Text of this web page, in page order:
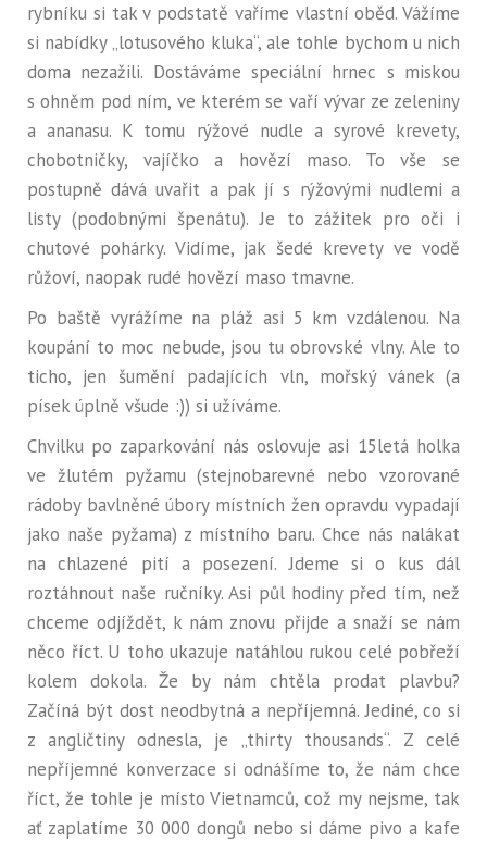
rybníku si tak v podstatě vaříme vlastní oběd. Vážíme
si nabídky „lotusového kluka“, ale tohle bychom u nich
doma nezažili. Dostáváme speciální hrnec s miskou
s ohněm pod ním, ve kterém se vaří vývar ze zeleniny
a ananasu. K tomu rýžové nudle a syrové krevety,
chobotničky, vajíčko a hovězí maso. To vše se
postupně dává uvařit a pak jí s rýžovými nudlemi a
listy (podobnými špenátu). Je to zážitek pro oči i
chutové pohárky. Vidíme, jak šedé krevety ve vodě
růžoví, naopak rudé hovězí maso tmavne.
Po baště vyrážíme na pláž asi 5 km vzdálenou. Na
koupání to moc nebude, jsou tu obrovské vlny. Ale to
ticho, jen šumění padajících vln, mořský vánek (a
písek úplně všude :)) si užíváme.
​Chvilku po zaparkování nás oslovuje asi 15letá holka
ve žlutém pyžamu (stejnobarevné nebo vzorované
rádoby bavlněné úbory místních žen opravdu vypadají
jako naše pyžama) z místního baru. Chce nás nalákat
na chlazené pití a posezení. Jdeme si o kus dál
roztáhnout naše ručníky. Asi půl hodiny před tím, než
chceme odjíždět, k nám znovu přijde a snaží se nám
něco říct. U toho ukazuje natáhlou rukou celé pobřeží
kolem dokola. Že by nám chtěla prodat plavbu?
Začíná být dost neodbytná a nepříjemná. Jediné, co si
z angličtiny odnesla, je „thirty thousands“. Z celé
nepříjemné konverzace si odnášíme to, že nám chce
říct, že tohle je místo Vietnamců, což my nejsme, tak
ať zaplatíme 30 000 dongů nebo si dáme pivo a kafe